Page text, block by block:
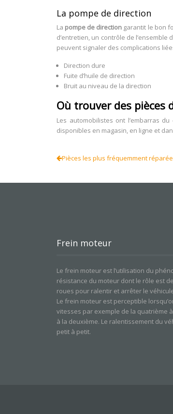
La pompe de direction
La pompe de direction garantit le bon
d’entretien, un contrôle de
peuvent signaler des complications
Direction dure
Fuite d’huile de direction
Bruit au niveau de la direction
Où trouver des pièces
Les automobilistes ont l’embarras
disponibles en magasin, en ligne et
Pièces les plus fréquemment
Frein moteur
Le frein moteur est l’utilisation du
résistance du moteur dont le rôle est
roues pour ralentir et arrêter le
Le frein moteur est perceptible
vitesses par exemple de la quatrième
à la deuxième. Le ralentissement du
petit à petit.